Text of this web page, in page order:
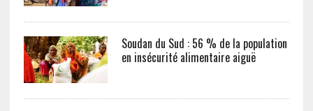
Soudan du Sud : 56 % de la population
en insécurité alimentaire aiguë